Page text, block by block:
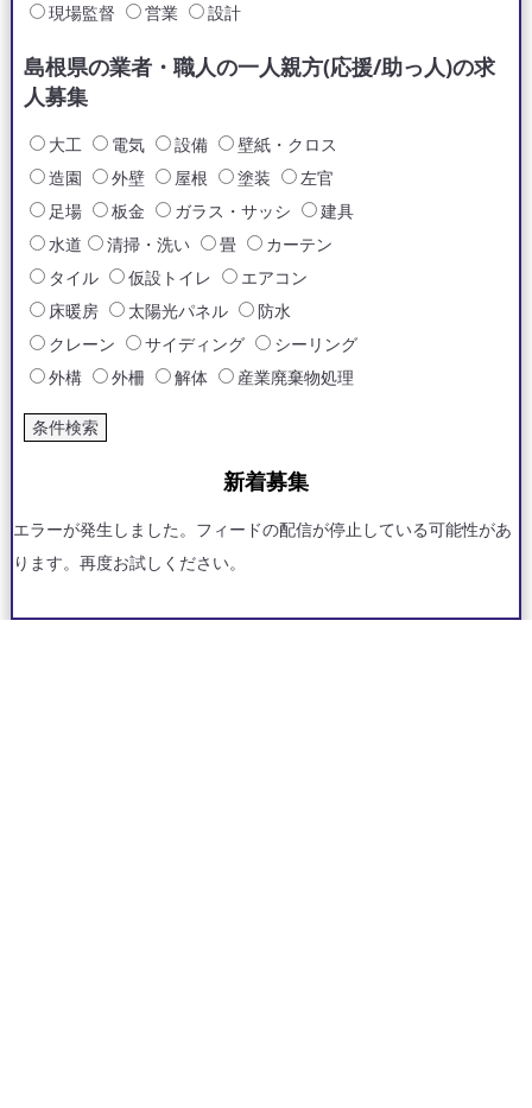
現場監督 営業 設計
島根県の業者・職人の一人親方(応援/助っ人)の求
人募集
大工 電気 設備
壁紙・クロス
造園
外壁 屋根 塗装
左官
足場
板金 ガラス・サッシ
建具
水道
清掃・洗い 畳
カーテン
タイル
仮設トイレ
エアコン
床暖房
太陽光パネル
防水
クレーン
サイディング
シーリング
外構
外柵 解体 産業廃棄物処理
新着募集
エラーが発生しました。フィードの配信が停止している可能性があ
ります。再度お試しください。